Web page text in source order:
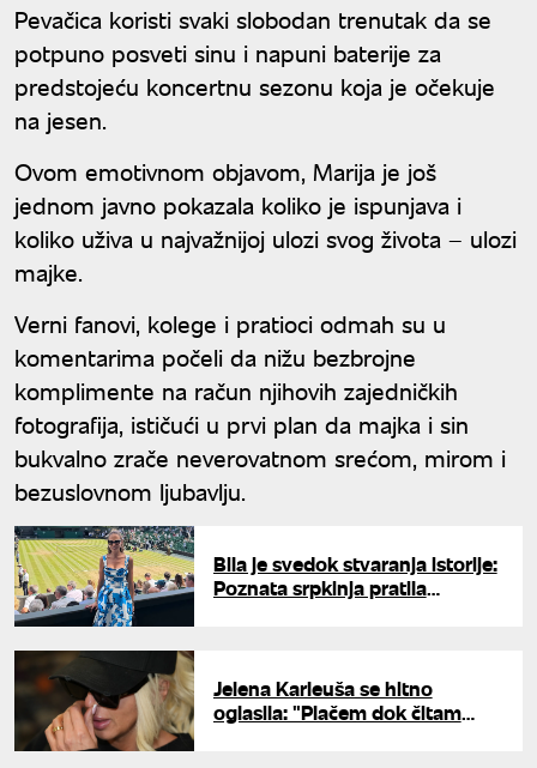
Pevačica koristi svaki slobodan trenutak da se
potpuno posveti sinu i napuni baterije za
predstojeću koncertnu sezonu koja je očekuje
na jesen.
Ovom emotivnom objavom, Marija je još
jednom javno pokazala koliko je ispunjava i
koliko uživa u najvažnijoj ulozi svog života – ulozi
majke.
Verni fanovi, kolege i pratioci odmah su u
komentarima počeli da nižu bezbrojne
komplimente na račun njihovih zajedničkih
fotografija, ističući u prvi plan da majka i sin
bukvalno zrače neverovatnom srećom, mirom i
bezuslovnom ljubavlju.
Bila je svedok stvaranja istorije:
Poznata srpkinja pratila
Jelena Karleuša se hitno
oglasila: "Plačem dok čitam